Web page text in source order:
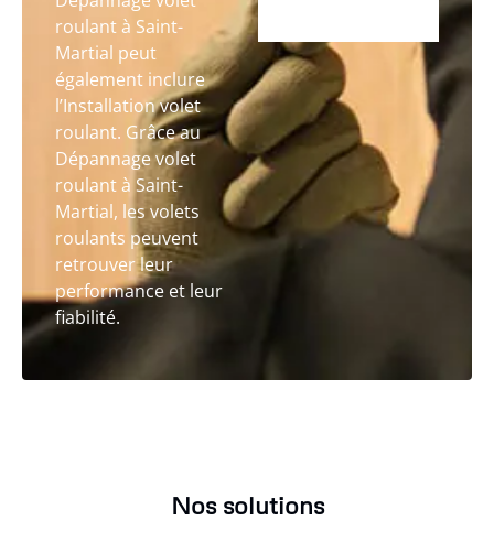
roulant à Saint-
Martial peut
également inclure
l’Installation volet
roulant. Grâce au
Dépannage volet
roulant à Saint-
Martial, les volets
roulants peuvent
retrouver leur
performance et leur
fiabilité.
Nos solutions